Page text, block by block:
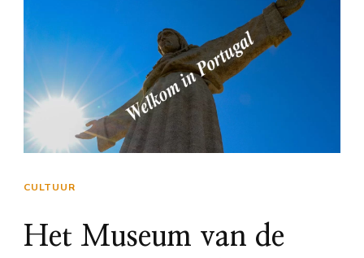
CULTUUR
Het Museum van de